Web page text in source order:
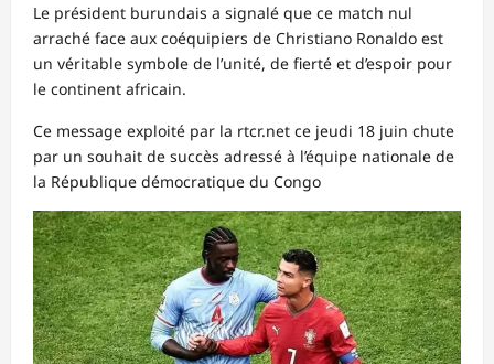
Le président burundais a signalé que ce match nul
arraché face aux coéquipiers de Christiano Ronaldo est
un véritable symbole de l’unité, de fierté et d’espoir pour
le continent africain.
Ce message exploité par la rtcr.net ce jeudi 18 juin chute
par un souhait de succès adressé à l’équipe nationale de
la République démocratique du Congo